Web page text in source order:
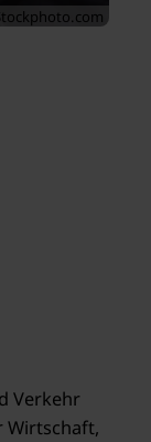
Verkehr
Wirtschaft,